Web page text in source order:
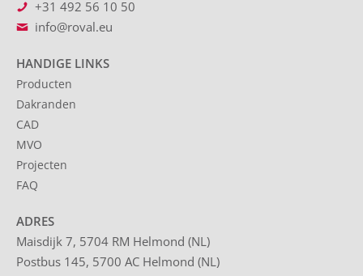
+31 492 56 10 50
info@roval.eu
HANDIGE LINKS
Producten
Dakranden
CAD
MVO
Projecten
FAQ
ADRES
Maisdijk 7, 5704 RM Helmond (NL)
Postbus 145, 5700 AC Helmond (NL)